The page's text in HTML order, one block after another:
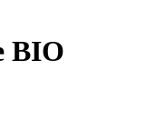
BIO